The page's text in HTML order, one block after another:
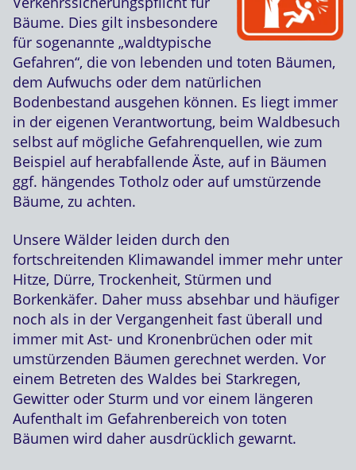
Bäume. Dies gilt insbesondere
für sogenannte „waldtypische
Gefahren“, die von lebenden und toten Bäumen,
dem Aufwuchs oder dem natürlichen
Bodenbestand ausgehen können. Es liegt immer
in der eigenen Verantwortung, beim Waldbesuch
selbst auf mögliche Gefahrenquellen, wie zum
Beispiel auf herabfallende Äste, auf in Bäumen
ggf. hängendes Totholz oder auf umstürzende
Bäume, zu achten.
Unsere Wälder leiden durch den
fortschreitenden Klimawandel immer mehr unter
Hitze, Dürre, Trockenheit, Stürmen und
Borkenkäfer. Daher muss absehbar und häufiger
noch als in der Vergangenheit fast überall und
immer mit Ast- und Kronenbrüchen oder mit
umstürzenden Bäumen gerechnet werden. Vor
einem Betreten des Waldes bei Starkregen,
Gewitter oder Sturm und vor einem längeren
Aufenthalt im Gefahrenbereich von toten
Bäumen wird daher ausdrücklich gewarnt.